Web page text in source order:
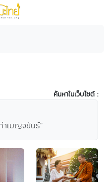
ค้นหาในเว็บไซต์ :
าเบญจขันธ์"